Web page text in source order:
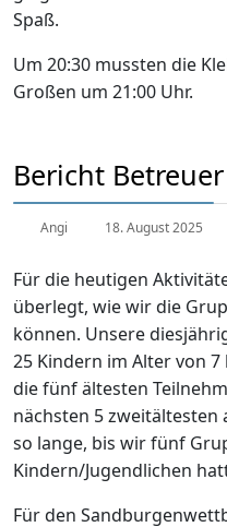
Spaß.
Um 20:30 mussten die
Großen um 21:00 Uhr.
Bericht
Angi 18. August 2025
Für die heutigen
überlegt, wie wir die
können. Unsere
25 Kindern im Alter von 7
die fünf ältesten
nächsten 5 zweitältesten
so lange, bis wir fünf
Kindern/Jugendlichen
Für den